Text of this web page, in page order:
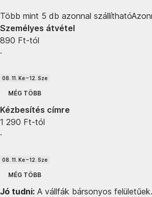
Több mint 5 db azonnal szállítható
Személyes átvétel
890 Ft-tól
·
08. 11. Ke – 12. Sze
MÉG TÖBB
Kézbesítés címre
1 290 Ft-tól
·
08. 11. Ke – 12. Sze
MÉG TÖBB
Jó tudni: A vállfák bársonyos felületűek.